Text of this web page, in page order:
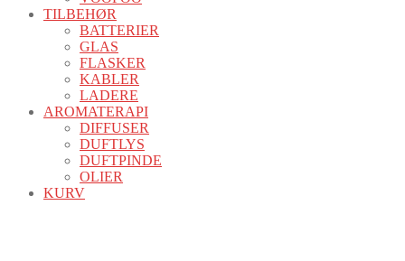
TILBEHØR
BATTERIER
GLAS
FLASKER
KABLER
LADERE
AROMATERAPI
DIFFUSER
DUFTLYS
DUFTPINDE
OLIER
KURV